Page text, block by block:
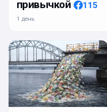
привычкой
115
1 день